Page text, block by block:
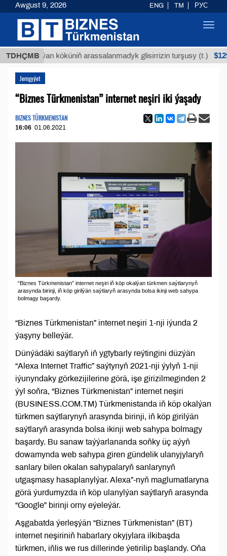
TDHÇMB
Buýan köküniň arassalanmadyk glisirrizin turşusy (t.) $12935,18
Jemgyýet
“Biznes Türkmenistan” internet neşiri iki ýaşady
BIZNES TÜRKMENISTAN
16:06 01.06.2021
“Biznes Türkmenistan” internet neşiri iň köp okalýan türkmen saýtlarynyň
arasynda birinji, iň köp girilýän saýtlaryň arasynda bolsa ikinji web sahypa
bolmagy başardy.
“Biznes Türkmenistan” internet neşiri 1-nji iýunda 2
ýaşyny belleýär.
Dünýädäki saýtlaryň iň ygtybarly reýtingini düzýän
“Alexa Internet Traffic” saýtynyň 2021-nji ýylyň 1-nji
iýunyndaky görkezijilerine görä, işe girizilmeginden 2
ýyl soňra, “Biznes Türkmenistan” internet neşiri
(BUSINESS.COM.TM) Türkmenistanda iň köp okalýan
türkmen saýtlarynyň arasynda birinji, iň köp girilýän
saýtlaryň arasynda bolsa ikinji web sahypa bolmagy
başardy. Bu sanaw taýýarlananda soňky üç aýyň
dowamynda web sahypa giren gündelik ulanyjylaryň
sanlary bilen okalan sahypalaryň sanlarynyň
utgaşmasy hasaplanylýar. Alexa”-nyň maglumatlaryna
görä ýurdumyzda iň köp ulanylýan saýtlaryň arasynda
“Google” birinji orny eýeleýär.
Aşgabatda ýerleşýän “Biznes Türkmenistan” (BT)
internet neşiriniň habarlary okyjylara ilkibaşda
türkmen, iňlis we rus dillerinde ýetirilip başlandy. Oňa
Awgust 9, 2026 ENG TM РУС